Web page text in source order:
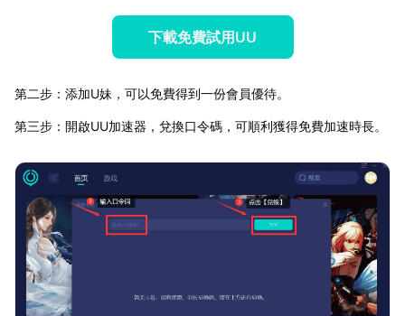
下載免費試用UU
第二步：添加U妹，可以免費得到一份會員優待。
第三步：開啟UU加速器，兌換口令碼，可順利獲得免費加速時長。